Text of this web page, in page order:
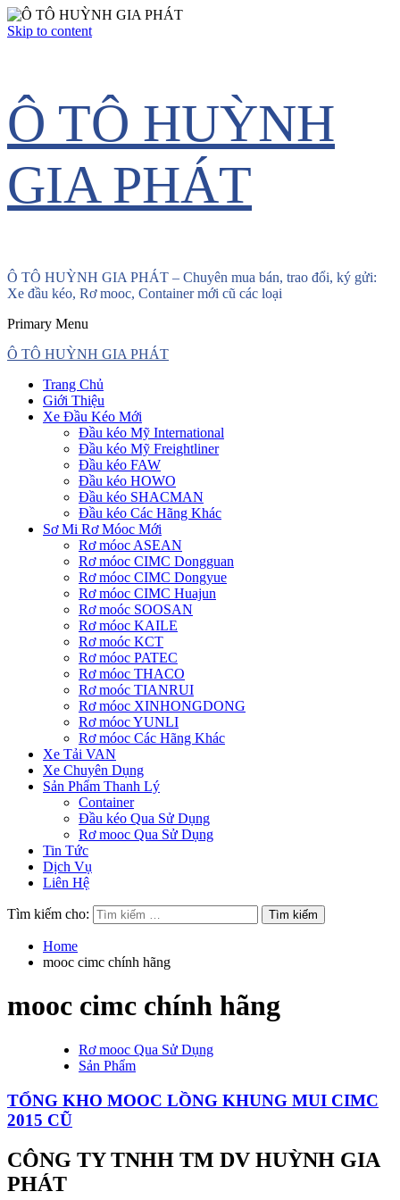
Skip to content
Ô TÔ HUỲNH
GIA PHÁT
Ô TÔ HUỲNH GIA PHÁT – Chuyên mua bán, trao đổi, ký gửi:
Xe đầu kéo, Rơ mooc, Container mới cũ các loại
Primary Menu
Ô TÔ HUỲNH GIA PHÁT
Trang Chủ
Giới Thiệu
Xe Đầu Kéo Mới
Đầu kéo Mỹ International
Đầu kéo Mỹ Freightliner
Đầu kéo FAW
Đầu kéo HOWO
Đầu kéo SHACMAN
Đầu kéo Các Hãng Khác
Sơ Mi Rơ Móoc Mới
Rơ móoc ASEAN
Rơ móoc CIMC Dongguan
Rơ móoc CIMC Dongyue
Rơ móoc CIMC Huajun
Rơ moóc SOOSAN
Rơ móoc KAILE
Rơ moóc KCT
Rơ móoc PATEC
Rơ móoc THACO
Rơ moóc TIANRUI
Rơ móoc XINHONGDONG
Rơ móoc YUNLI
Rơ móoc Các Hãng Khác
Xe Tải VAN
Xe Chuyên Dụng
Sản Phẩm Thanh Lý
Container
Đầu kéo Qua Sử Dụng
Rơ mooc Qua Sử Dụng
Tin Tức
Dịch Vụ
Liên Hệ
Tìm kiếm cho:
Home
mooc cimc chính hãng
mooc cimc chính hãng
Rơ mooc Qua Sử Dụng
Sản Phẩm
TỔNG KHO MOOC LỒNG KHUNG MUI CIMC
2015 CŨ
CÔNG TY TNHH TM DV HUỲNH GIA
PHÁT